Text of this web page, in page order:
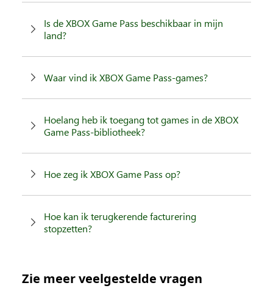
Is de XBOX Game Pass beschikbaar in mijn
land?
Waar vind ik XBOX Game Pass-games?
Hoelang heb ik toegang tot games in de XBOX
Game Pass-bibliotheek?
Hoe zeg ik XBOX Game Pass op?
Hoe kan ik terugkerende facturering
stopzetten?
Zie meer veelgestelde vragen